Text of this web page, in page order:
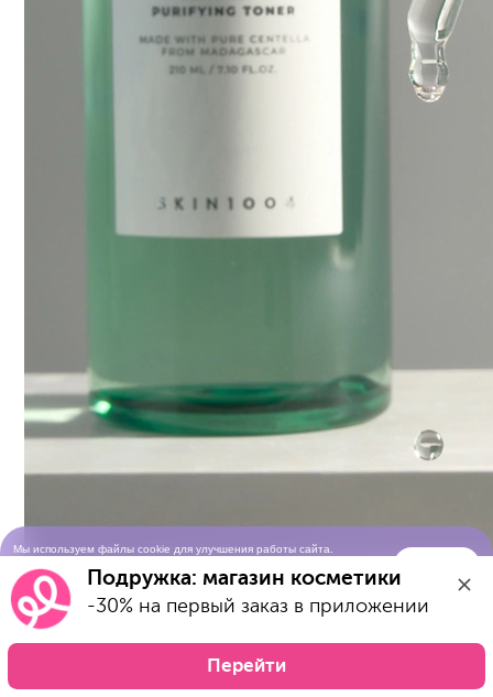
Мы используем файлы cookie для улучшения работы сайта.
использования cookie-файловПодружка: магазин косметики
-30% на первый заказ в приложении
Перейти